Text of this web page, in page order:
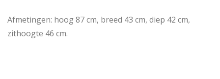
Afmetingen: hoog 87 cm, breed 43 cm, diep 42 cm,
zithoogte 46 cm.